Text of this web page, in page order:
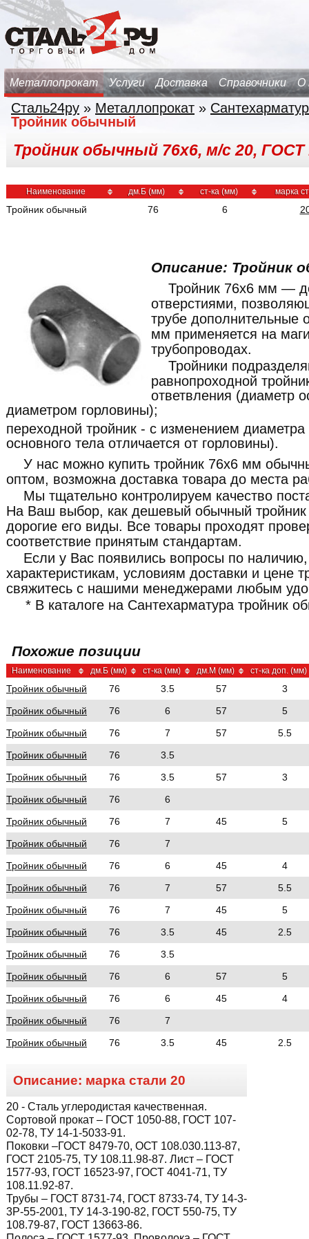
Металлопрокат Услуги Доставка Справочники О
Сталь24ру » Металлопрокат »
Тройник обычный
Тройник обычный 76х6, м/с 20, ГОСТ
Наименование дм.Б (мм) ст-ка (мм) марка
Тройник обычный 76 6
Описание: Тройник
Тройник 76x6 мм —
отверстиями,
трубе дополнительные
мм применяется на
трубопроводах.
Тройники
равнопроходной
ответвления (диаметр
диаметром горловины);
переходной тройник - с изменением
основного тела отличается от горловины).
У нас можно купить тройник 76x6 мм
оптом, возможна доставка товара до места
Мы тщательно контролируем качество
На Ваш выбор, как дешевый обычный
дорогие его виды. Все товары проходят
соответствие принятым стандартам.
Если у Вас появились вопросы по наличию,
характеристикам, условиям доставки и цене
свяжитесь с нашими менеджерами любым
* В каталоге на Сантехарматура тройник
Похожие позиции
Наименование дм.Б (мм) ст-ка (мм) дм.М (мм) ст-ка доп. (мм)
Тройник обычный 76 3.5 57
3
Тройник обычный
76 6 57
5
Тройник обычный
76 7 57
5.5
Тройник обычный
76
3.5
Тройник обычный
76 3.5 57
3
Тройник обычный
76
6
Тройник обычный
76 7 45
5
Тройник обычный
76
7
Тройник обычный
76 6 45
4
Тройник обычный
76 7 57
5.5
Тройник обычный
76 7 45
5
Тройник обычный
76 3.5 45
2.5
Тройник обычный
76
3.5
Тройник обычный
76 6 57
5
Тройник обычный
76 6 45
4
Тройник обычный
76
7
Тройник обычный
76 3.5 45 2.5
Описание: марка стали 20
20 - Сталь углеродистая качественная.
Сортовой прокат – ГОСТ 1050-88, ГОСТ 107-
02-78, ТУ 14-1-5033-91.
Поковки –ГОСТ 8479-70, ОСТ 108.030.113-87,
ГОСТ 2105-75, ТУ 108.11.98-87. Лист – ГОСТ
1577-93, ГОСТ 16523-97, ГОСТ 4041-71, ТУ
108.11.92-87.
Трубы – ГОСТ 8731-74, ГОСТ 8733-74, ТУ 14-3-
3Р-55-2001, ТУ 14-3-190-82, ГОСТ 550-75, ТУ
108.79-87, ГОСТ 13663-86.